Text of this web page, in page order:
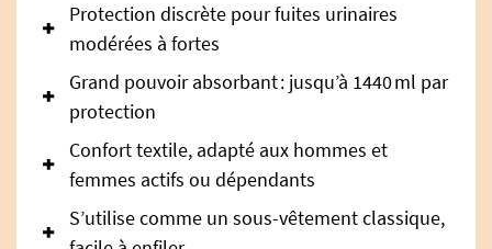
Protection discrète pour fuites urinaires
modérées à fortes
Grand pouvoir absorbant : jusqu’à 1440 ml par
protection
Confort textile, adapté aux hommes et
femmes actifs ou dépendants
S’utilise comme un sous-vêtement classique,